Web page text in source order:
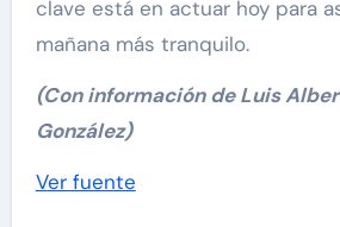
clave está en actuar hoy para
mañana más tranquilo.
(Con información de Luis
González)
Navegación
Ver fuente